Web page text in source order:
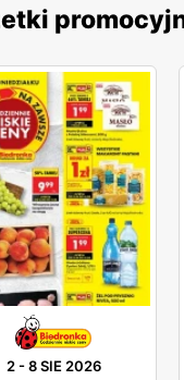
od rodzimych
Biedronka jest
dużych miastach,
co przekłada
do potrzeb
się
2-8 SIE 2026